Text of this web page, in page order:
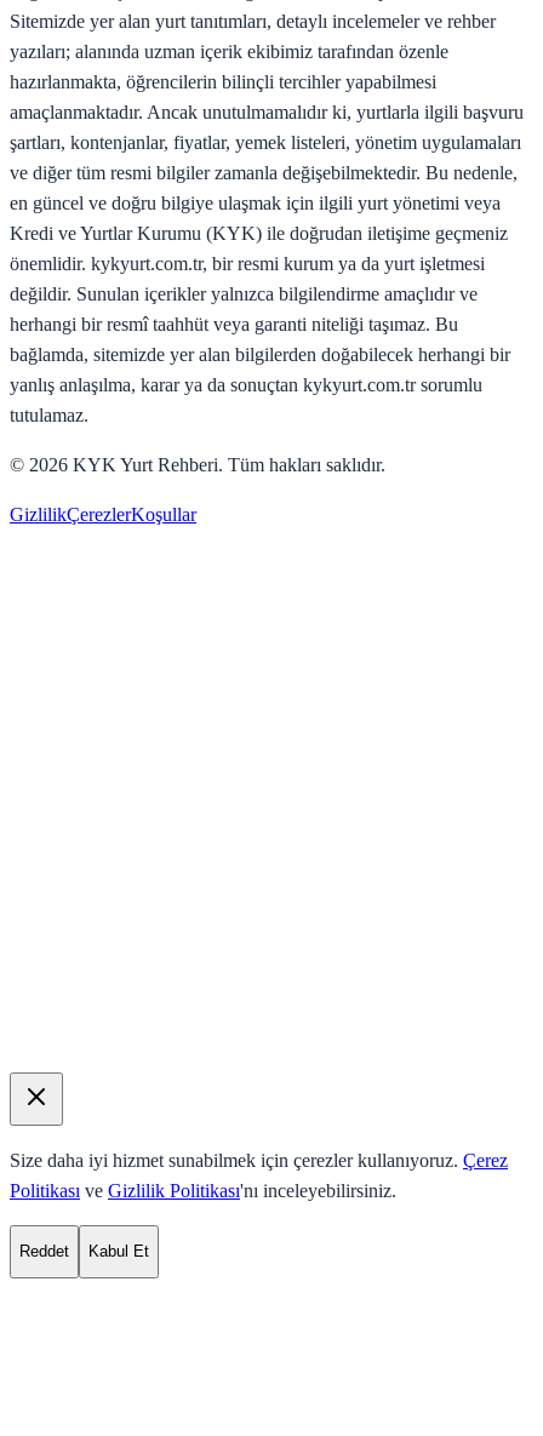
Sitemizde yer alan yurt tanıtımları, detaylı incelemeler ve rehber
yazıları; alanında uzman içerik ekibimiz tarafından özenle
hazırlanmakta, öğrencilerin bilinçli tercihler yapabilmesi
amaçlanmaktadır. Ancak unutulmamalıdır ki, yurtlarla ilgili başvuru
şartları, kontenjanlar, fiyatlar, yemek listeleri, yönetim uygulamaları
ve diğer tüm resmi bilgiler zamanla değişebilmektedir. Bu nedenle,
en güncel ve doğru bilgiye ulaşmak için ilgili yurt yönetimi veya
Kredi ve Yurtlar Kurumu (KYK) ile doğrudan iletişime geçmeniz
önemlidir. kykyurt.com.tr, bir resmi kurum ya da yurt işletmesi
değildir. Sunulan içerikler yalnızca bilgilendirme amaçlıdır ve
herhangi bir resmî taahhüt veya garanti niteliği taşımaz. Bu
bağlamda, sitemizde yer alan bilgilerden doğabilecek herhangi bir
yanlış anlaşılma, karar ya da sonuçtan kykyurt.com.tr sorumlu
tutulamaz.
© 2026 KYK Yurt Rehberi. Tüm hakları saklıdır.
GizlilikÇerezlerKoşullar
Size daha iyi hizmet sunabilmek için çerezler kullanıyoruz. Çerez
Politikası ve Gizlilik Politikası'nı inceleyebilirsiniz.
Reddet Kabul Et